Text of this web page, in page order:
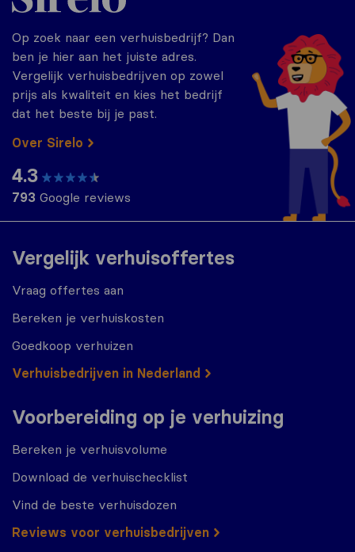
Vergelijk verhuisoffertes
Vraag offertes aan
Bereken je verhuiskosten
Goedkoop verhuizen
Verhuisbedrijven in Nederland
Voorbereiding op je verhuizing
Bereken je verhuisvolume
Download de verhuischecklist
Vind de beste verhuisdozen
Reviews voor verhuisbedrijven
Op zoek naar een verhuisbedrijf? Dan
ben je hier aan het juiste adres.
Vergelijk verhuisbedrijven op zowel
prijs als kwaliteit en kies het bedrijf
dat het beste bij je past.
Over Sirelo
4.3
793 Google reviews